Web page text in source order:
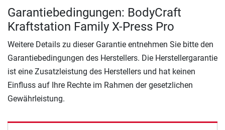
Garantiebedingungen: BodyCraft
Kraftstation Family X-Press Pro
Weitere Details zu dieser Garantie entnehmen Sie bitte den
Garantiebedingungen des Herstellers. Die Herstellergarantie
ist eine Zusatzleistung des Herstellers und hat keinen
Einfluss auf Ihre Rechte im Rahmen der gesetzlichen
Gewährleistung.